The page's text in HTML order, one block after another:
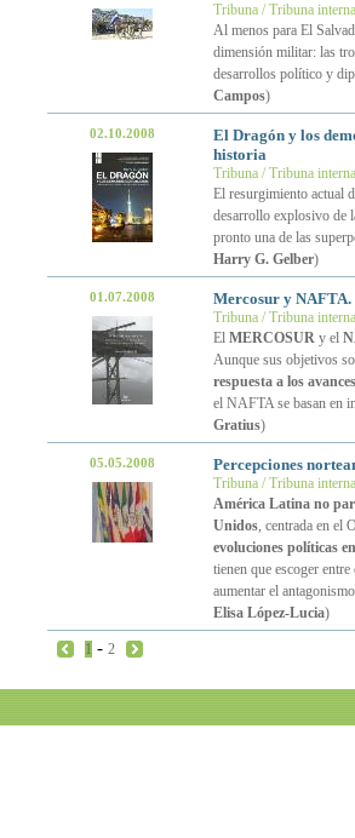
Tribuna / Tribuna
Al menos para El
dimensión militar: las
desarrollos político y
Campos)
02.10.2008
El Dragón y los
historia
Tribuna / Tribuna
El resurgimiento actual
desarrollo explosivo de
pronto una de las
Harry G. Gelber)
01.07.2008 Mercosur y NAFTA.
Tribuna / Tribuna
El MERCOSURy el
Aunque sus objetivos
respuesta a los
el NAFTA se basan en
Gratius)
05.05.2008 Percepciones
Tribuna / Tribuna
América Latina no
Unidos, centrada en el
evoluciones políticas
tienen que escoger
aumentar el
Elisa López-Lucia)
1 - 2